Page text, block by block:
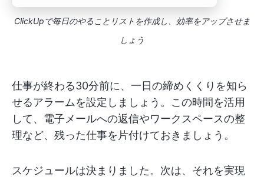
ClickUpで毎日のやることリストを作成し、効率をアップさせま
しょう
仕事が終わる30分前に、一日の締めくくりを知ら
せるアラームを設定しましょう。この時間を活用
して、電子メールへの返信やワークスペースの整
理など、残った仕事を片付けておきましょう。
スケジュールは決まりました。次は、それを実現